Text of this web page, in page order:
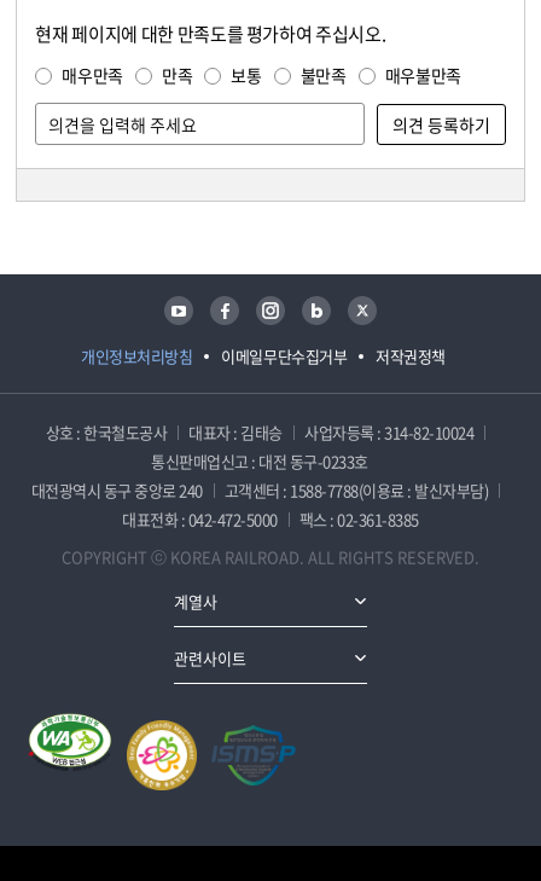
현재 페이지에 대한 만족도를 평가하여 주십시오.
매우만족 만족 보통 불만족 매우불만족
개인정보처리방침 이메일무단수집거부 저작권정책
유튜브 페이스북 인스타그램 블로그 트위터
상호 : 한국철도공사 대표자 : 김태승
사업자등록 : 314-82-10024
통신판매업신고 : 대전 동구-0233호
대전광역시 동구 중앙로 240
고객센터 : 1588-7788(이용료 : 발신자부담)
대표전화 : 042-472-5000
팩스 : 02-361-8385
COPYRIGHT ⓒ KOREA RAILROAD. ALL RIGHTS RESERVED.
계열사
관련사이트